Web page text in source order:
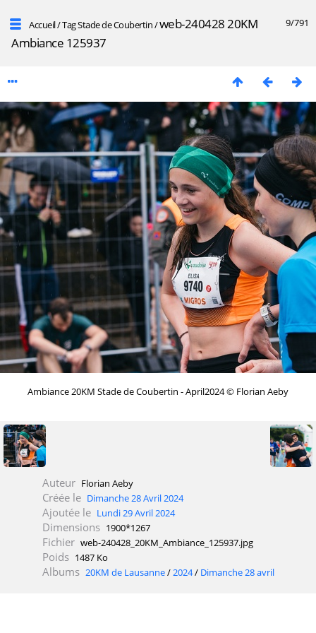
9/791
Accueil/TagStade de Coubertin/web-240428 20KM
Ambiance 125937
Ambiance 20KM Stade de Coubertin - April2024 © Florian Aeby
Auteur Florian Aeby
Créée le Dimanche 28 Avril 2024
Ajoutée le Lundi 29 Avril 2024
Dimensions 1900*1267
Fichier web-240428_20KM_Ambiance_125937.jpg
Poids 1487 Ko
Albums 20KM de Lausanne/2024/ Dimanche 28 avril